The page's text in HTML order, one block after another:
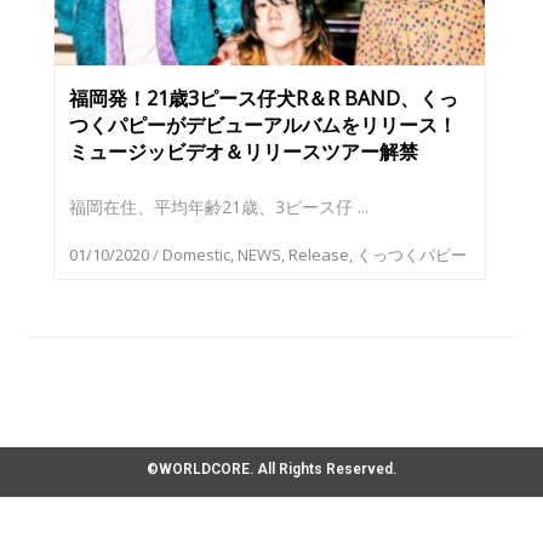
福岡発！21歳3ピース仔犬R＆R BAND、くっ
つくパピーがデビューアルバムをリリース！
ミュージッビデオ＆リリースツアー解禁
福岡在住、平均年齢21歳、3ピース仔 ...
01/10/2020/ Domestic, NEWS, Release, くっつくパピー
©WORLDCORE. All Rights Reserved.